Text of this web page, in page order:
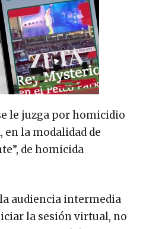
le juzga por homicidio
la modalidad de
de homicida
audiencia intermedia
la sesión virtual, no